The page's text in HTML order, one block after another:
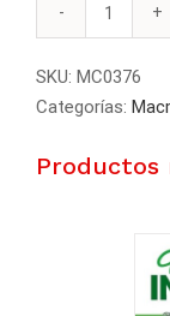
GET
B1
SKU: MC0376
Categorías:
Productos